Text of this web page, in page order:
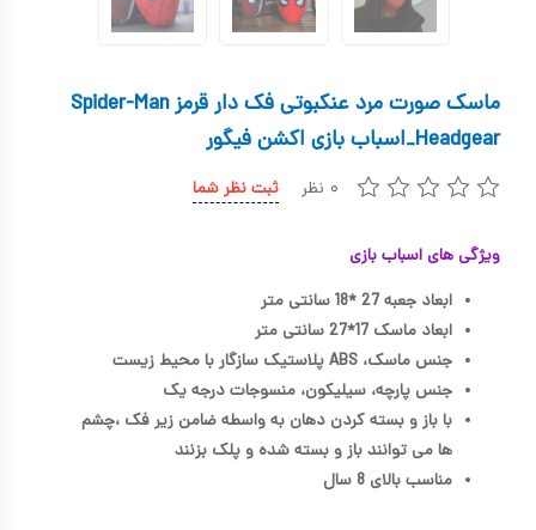
کیف و کوله پشتی
اسباب بازی مشاغل
اسباب بازی لوازم خانگی
ماسک صورت مرد عنکبوتی فک دار قرمز Spider-Man
Headgear_اسباب بازی اکشن فیگور
۰ نظر ثبت نظر شما
ویژگی های اسباب بازی
ابعاد جعبه 27 *18 سانتی متر
ابعاد ماسک 17*27 سانتی متر
جنس ماسک، ABS پلاستیک سازگار با محیط زیست
جنس پارچه، سیلیکون، منسوجات درجه یک
با باز و بسته کردن دهان به واسطه ضامن زیر فک ،چشم
ها می توانند باز و بسته شده و پلک بزنند
مناسب بالای 8 سال